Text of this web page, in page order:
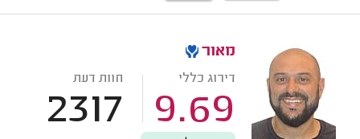
מאור
דירוג כללי
9.69
חוות דעת
2317